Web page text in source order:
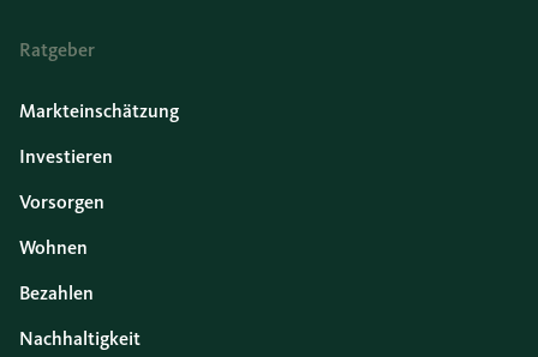
Ratgeber
Markteinschätzung
Investieren
Vorsorgen
Wohnen
Bezahlen
Nachhaltigkeit